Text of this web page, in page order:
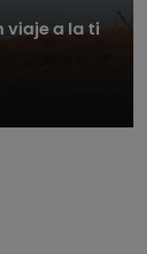
viaje a la ti